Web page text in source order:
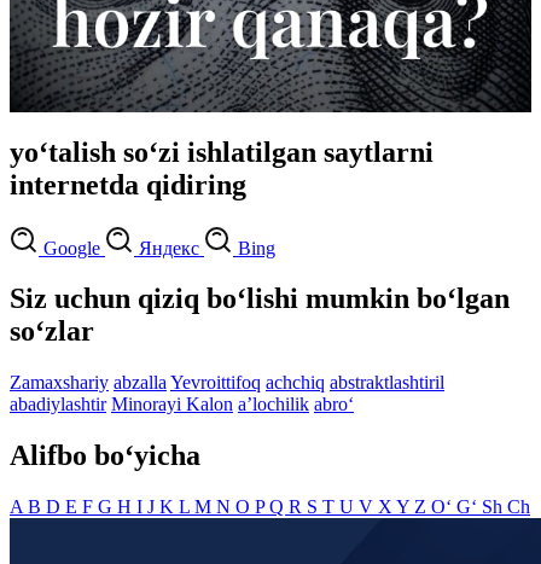
yo‘talish so‘zi ishlatilgan saytlarni
internetda qidiring
Google Яндекс Bing
Siz uchun qiziq bo‘lishi mumkin bo‘lgan
so‘zlar
Zamaxshariy abzalla Yevroittifoq achchiq abstraktlashtiril
abadiylashtir Minorayi Kalon aʼlochilik abro‘
Alifbo bo‘yicha
A B D E F G H I J K L M N O PQ R S T U V X Y Z O‘ G‘ Sh Ch